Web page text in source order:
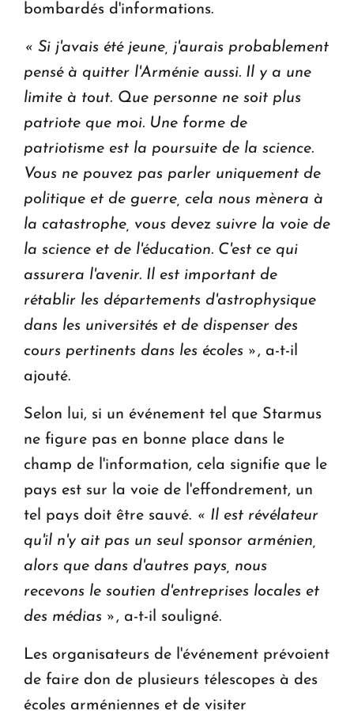
bombardés d'informations.
« Si j'avais été jeune, j'aurais probablement
pensé à quitter l'Arménie aussi. Il y a une
limite à tout. Que personne ne soit plus
patriote que moi. Une forme de
patriotisme est la poursuite de la science.
Vous ne pouvez pas parler uniquement de
politique et de guerre, cela nous mènera à
la catastrophe, vous devez suivre la voie de
la science et de l'éducation. C'est ce qui
assurera l'avenir. Il est important de
rétablir les départements d'astrophysique
dans les universités et de dispenser des
cours pertinents dans les écoles » , a-t-il
ajouté.
Selon lui, si un événement tel que Starmus
ne figure pas en bonne place dans le
champ de l'information, cela signifie que le
pays est sur la voie de l'effondrement, un
tel pays doit être sauvé. « Il est révélateur
qu'il n'y ait pas un seul sponsor arménien,
alors que dans d'autres pays, nous
recevons le soutien d'entreprises locales et
des médias » , a-t-il souligné.
Les organisateurs de l'événement prévoient
de faire don de plusieurs télescopes à des
écoles arméniennes et de visiter